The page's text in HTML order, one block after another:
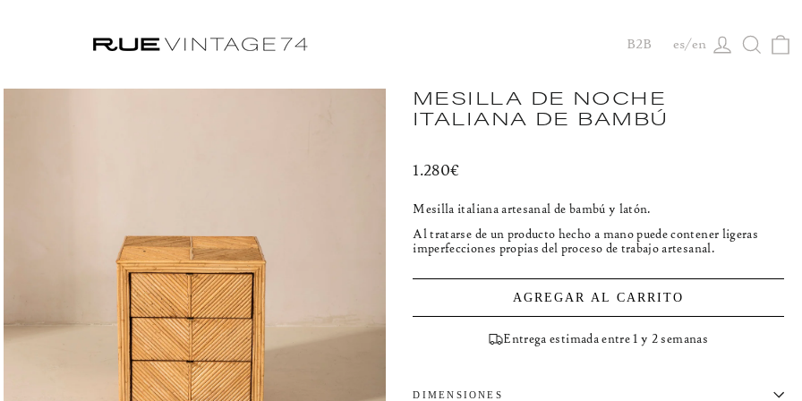
B2B es en Acceder
MESILLA DE NOCHE
ITALIANA DE BAMBÚ
Precio
habitual
1.280€
Mesilla italiana artesanal de bambú y latón.
Al tratarse de un producto hecho a mano puede contener ligeras
imperfecciones propias del proceso de trabajo artesanal.
AGREGAR AL CARRITO
Entrega estimada entre 1 y 2 semanas
DIMENSIONES